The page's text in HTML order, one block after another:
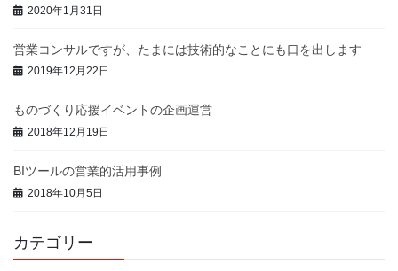
2020年1月31日
営業コンサルですが、たまには技術的なことにも口を出します
2019年12月22日
ものづくり応援イベントの企画運営
2018年12月19日
BIツールの営業的活用事例
2018年10月5日
カテゴリー